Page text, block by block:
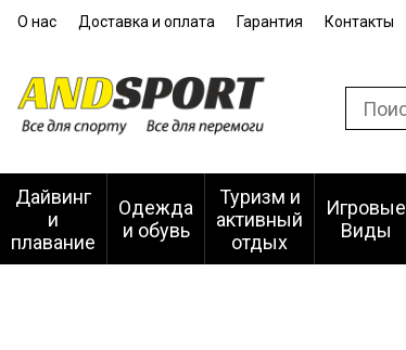
О нас Доставка и оплата Гарантия Контакты
Дайвинг
и
плавание
Одежда
и обувь
Туризм и
активный
отдых
Игровые
Виды